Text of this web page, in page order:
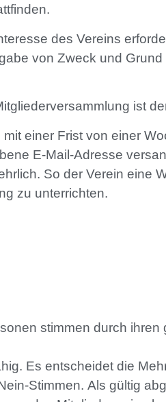
des Vereins
von Zweck und
ist
einer Frist von einer
E-Mail-Adresse
So der Verein eine
zu unterrichten.
stimmen durch ihren
Es entscheidet die
Stimmen. Als gültig